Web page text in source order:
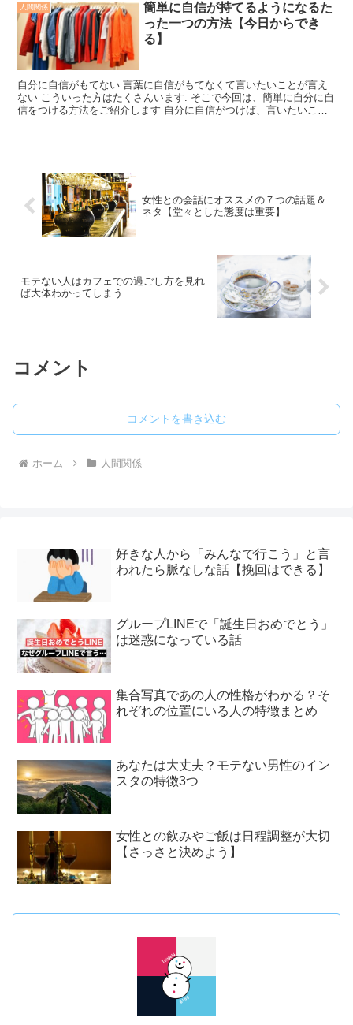
人間関係
簡単に自信が持てるようになるた
った一つの方法【今日からでき
る】
自分に自信がもてない 言葉に自信がもてなくて言いたいことが言え
ない こういった方はたくさんいます. そこで今回は、簡単に自分に自
信をつける方法をご紹介します 自分に自信がつけば、言いたいこと
女性との会話にオススメの７つの話題＆
ネタ【堂々とした態度は重要】
モテない人はカフェでの過ごし方を見れ
ば大体わかってしまう
コメント
コメントを書き込む
ホーム 人間関係
好きな人から「みんなで行こう」と言
われたら脈なしな話【挽回はできる】
グループLINEで「誕生日おめでとう」
は迷惑になっている話
集合写真であの人の性格がわかる？そ
れぞれの位置にいる人の特徴まとめ
あなたは大丈夫？モテない男性のイン
スタの特徴3つ
女性との飲みやご飯は日程調整が大切
【さっさと決めよう】